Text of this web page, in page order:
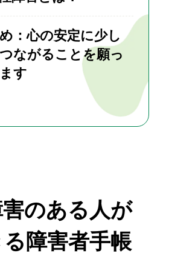
：心の安定に少し
ながることを願っ
す
のある人が
障害者手帳